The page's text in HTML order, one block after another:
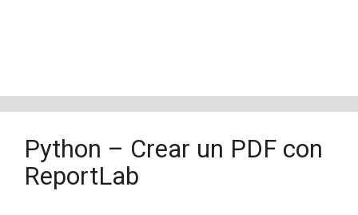
Python – Crear un PDF con
ReportLab